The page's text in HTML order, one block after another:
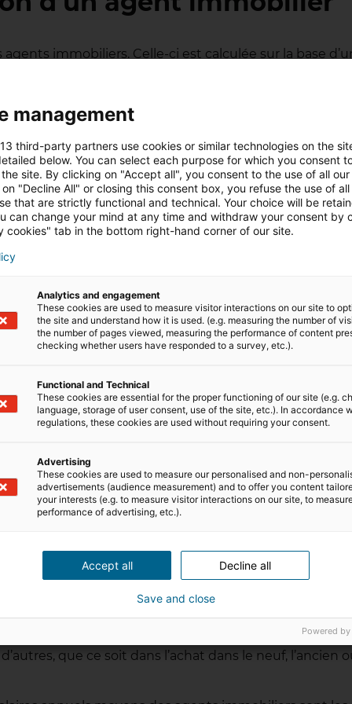
immobiliers. Celle-ci est calculée sur la base
à 6.000 euros
. Mais attention. L’agent
Souvent, cela se fait à hauteur de 60%-40% ou
de vente est signé et que la vente est
pas signé, alors la commission ne sera pas
agent immobilier
et les agents immobiliers expérimentés ? La
d’un carnet d’adresses bien fourni, d’un vaste
à conclure.
totalement de cette expertise du marché, ni
ventes.
Les professionnels de l’immobilier qui ont plus
plus hauts).Les débutants, eux, toucheraient plutôt
région et départements
d’éventuelles disparités salariales. En effet, la
que ce soit dans l’achat dans le neuf, l’ancien
management
third-party partners use cookies or similar technologies on the
below. You can select each purpose for which you consent
site. By clicking on "Accept all", you consent to the use of all our
"Decline All" or closing this consent box, you refuse the use of all
that are strictly functional and technical. Your choice will be
can change your mind at any time and withdraw your consent by
cookies" tab in the bottom right-hand corner of our site.
Analytics and engagement
These cookies are used to measure visitor interactions on our site to
the site and understand how it is used. (e.g. measuring the number of
the number of pages viewed, measuring the performance of content
checking whether users have responded to a survey, etc.).
Functional and Technical
These cookies are essential for the proper functioning of our site (e.g.
language, storage of user consent, use of the site, etc.). In accordance
regulations, these cookies are used without requiring your consent.
Advertising
These cookies are used to measure our personalised and non-
advertisements (audience measurement) and to offer you content
your interests (e.g. to measure visitor interactions on our site, to
performance of advertising, etc.).
Accept all Decline all
Save and close
Powered by